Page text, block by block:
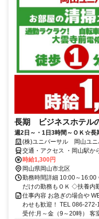
長期 ビジネスホテル
週2日～・1日3時間～ＯＫ☆長
(株)ユニバーサル 岡山ユニ
交通・アクセス ・岡山駅か
ら徒歩1分
時給1,300円
岡山県岡山市北区
勤務時間詳細 10:00～
だけの勤務もＯＫ ◇扶養内
仕事内容 お急ぎの場合や
わせも歓迎！ TEL 086-272-
受付:月～金（9～20時） 客